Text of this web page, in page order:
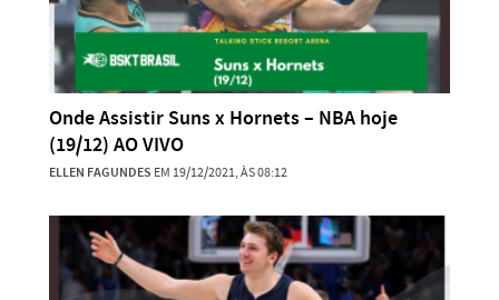
Onde Assistir Suns x Hornets – NBA hoje
(19/12) AO VIVO
ELLEN FAGUNDES EM 19/12/2021, ÀS 08:12